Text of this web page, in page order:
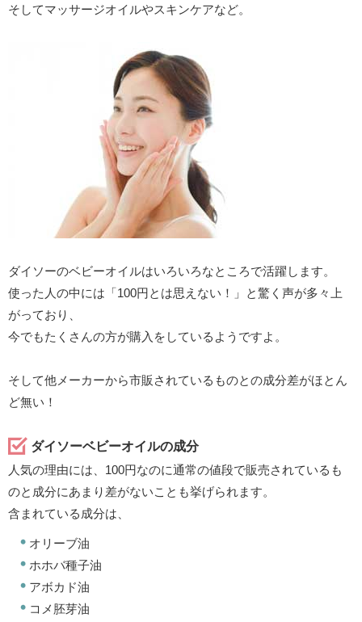
そしてマッサージオイルやスキンケアなど。
ダイソーのベビーオイルはいろいろなところで活躍します。
使った人の中には「100円とは思えない！」と驚く声が多々上
がっており、
今でもたくさんの方が購入をしているようですよ。
そして他メーカーから市販されているものとの成分差がほとん
ど無い！
ダイソーベビーオイルの成分
人気の理由には、100円なのに通常の値段で販売されているも
のと成分にあまり差がないことも挙げられます。
含まれている成分は、
オリーブ油
ホホバ種子油
アボカド油
コメ胚芽油